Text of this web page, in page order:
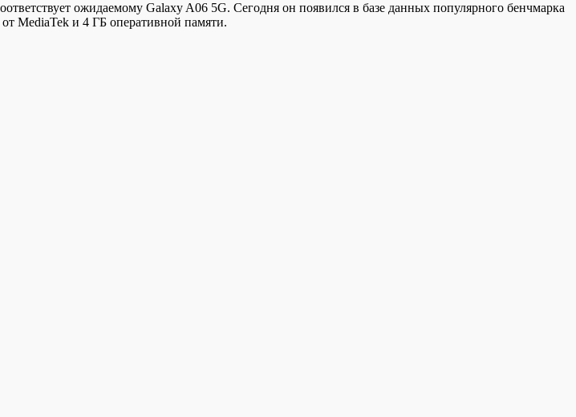
ожидаемому Galaxy A06 5G. Сегодня он появился в базе данных популярного бенчмарка
MediaTek и 4 ГБ оперативной памяти.